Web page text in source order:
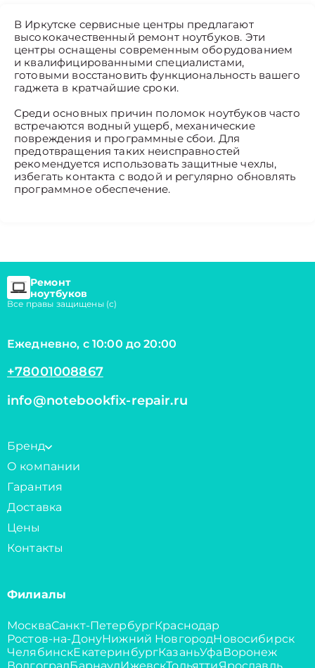
В Иркутске сервисные центры предлагают
высококачественный ремонт ноутбуков. Эти
центры оснащены современным оборудованием
и квалифицированными специалистами,
готовыми восстановить функциональность вашего
гаджета в кратчайшие сроки.
Среди основных причин поломок ноутбуков часто
встречаются водный ущерб, механические
повреждения и программные сбои. Для
предотвращения таких неисправностей
рекомендуется использовать защитные чехлы,
избегать контакта с водой и регулярно обновлять
программное обеспечение.
Ремонт
ноутбуков
Все правы защищены (с)
Ежедневно, с 10:00 до 20:00
+78001008867
info@notebookfix-repair.ru
Бренд
О компании
Гарантия
Доставка
Цены
Контакты
Филиалы
МоскваСанкт-ПетербургКраснодар
Ростов-на-ДонуНижний НовгородНовосибирск
ЧелябинскЕкатеринбургКазаньУфаВоронеж